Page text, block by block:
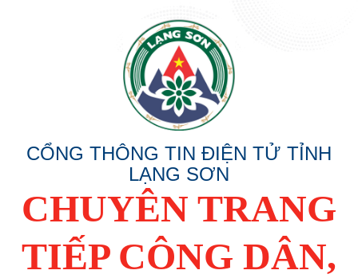
CỔNG THÔNG TIN ĐIỆN TỬ TỈNH
LẠNG SƠN
CHUYÊN TRANG
TIẾP CÔNG DÂN,